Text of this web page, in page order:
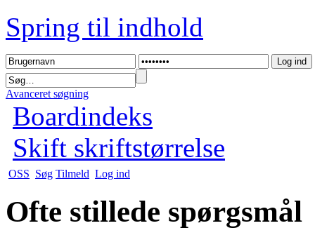
Spring til indhold
Avanceret søgning
Boardindeks
Skift skriftstørrelse
OSS Søg Tilmeld Log ind
Ofte stillede spørgsmål